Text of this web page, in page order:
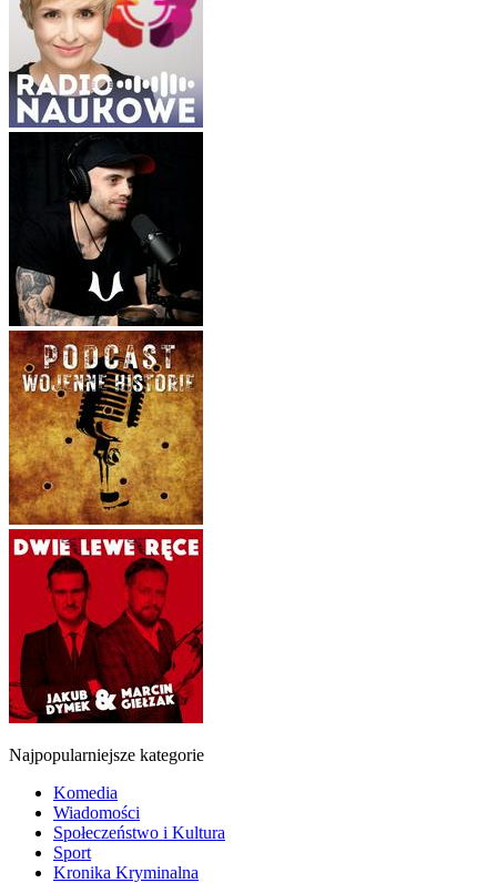
Najpopularniejsze kategorie
Komedia
Wiadomości
Społeczeństwo i Kultura
Sport
Kronika Kryminalna